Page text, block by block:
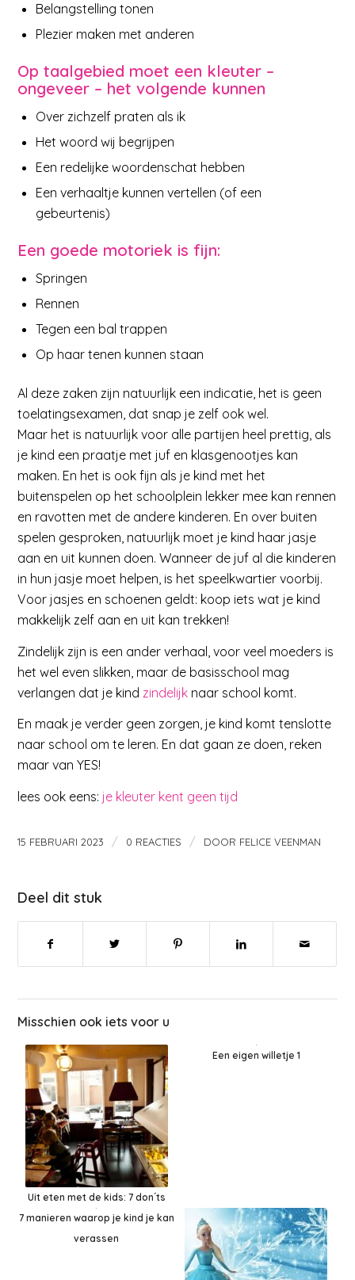
Belangstelling tonen
Plezier maken met anderen
Op taalgebied moet een kleuter –
ongeveer – het volgende kunnen
Over zichzelf praten als ik
Het woord wij begrijpen
Een redelijke woordenschat hebben
Een verhaaltje kunnen vertellen (of een
gebeurtenis)
Een goede motoriek is fijn:
Springen
Rennen
Tegen een bal trappen
Op haar tenen kunnen staan
Al deze zaken zijn natuurlijk een indicatie, het is geen
toelatingsexamen, dat snap je zelf ook wel.
Maar het is natuurlijk voor alle partijen heel prettig, als
je kind een praatje met juf en klasgenootjes kan
maken. En het is ook fijn als je kind met het
buitenspelen op het schoolplein lekker mee kan rennen
en ravotten met de andere kinderen. En over buiten
spelen gesproken, natuurlijk moet je kind haar jasje
aan en uit kunnen doen. Wanneer de juf al die kinderen
in hun jasje moet helpen, is het speelkwartier voorbij.
Voor jasjes en schoenen geldt: koop iets wat je kind
makkelijk zelf aan en uit kan trekken!
Zindelijk zijn is een ander verhaal, voor veel moeders is
het wel even slikken, maar de basisschool mag
verlangen dat je kind zindelijk naar school komt.
En maak je verder geen zorgen, je kind komt tenslotte
naar school om te leren. En dat gaan ze doen, reken
maar van YES!
lees ook eens: je kleuter kent geen tijd
15 FEBRUARI 2023 / 0 REACTIES / DOOR FELICE VEENMAN
Deel dit stuk
Misschien ook iets voor u
Uit eten met de kids: 7 don´ts
Een eigen willetje 1
7 manieren waarop je kind je kan
verassen